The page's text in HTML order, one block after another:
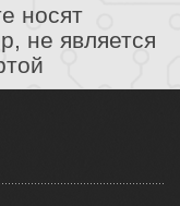
носят
не является